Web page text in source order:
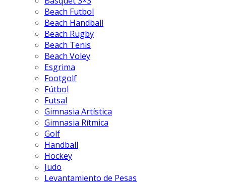
Beach Futbol
Beach Handball
Beach Rugby
Beach Tenis
Beach Voley
Esgrima
Footgolf
Fútbol
Futsal
Gimnasia Artística
Gimnasia Rítmica
Golf
Handball
Hockey
Judo
Levantamiento de Pesas